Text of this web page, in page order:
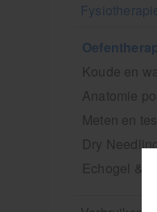
Koude en
Anatomie
Meten en
Dry
Echogel &